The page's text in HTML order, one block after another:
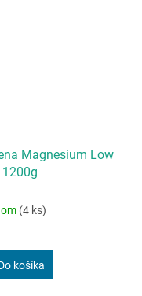
vrchnák môžete
Magnesium Low
1200g
(4 ks)
košíka